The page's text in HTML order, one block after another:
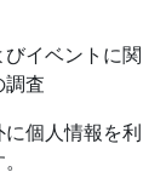
イベントに関
査
個人情報を利